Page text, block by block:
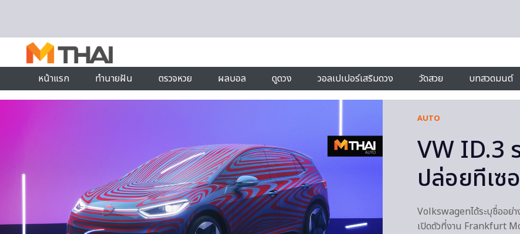
หน้าแรก
ทำนายฝัน ตรวจหวย ผลบอล ดูดวง วอลเปเปอร์เสริมดวง วัดสวย บทสวดมนต์
AUTO
VW ID.3
ปล่อยทีเซ
Volkswagenได้ระบุชื่ออย่
เปิดตัวที่งาน Frankfurt